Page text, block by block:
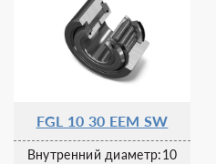
FGL 10 30 EEM SW
Внутренний диаметр:10